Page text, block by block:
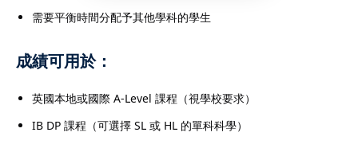
需要平衡時間分配予其他學科的學生
成績可用於：
英國本地或國際 A-Level 課程（視學校要求）
IB DP 課程（可選擇 SL 或 HL 的單科科學）